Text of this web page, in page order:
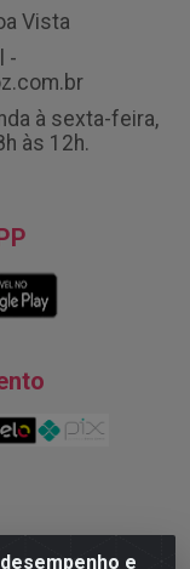
e
Vista
-
à sexta-feira,
às 12h.